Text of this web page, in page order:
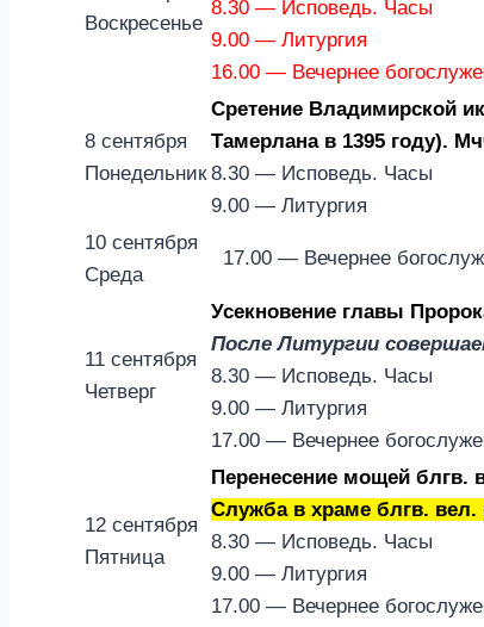
Воскресенье
8.30 — Исповедь. Часы
9.00 — Литургия
16.00 — Вечернее
8 сентября
Понедельник
Сретение Владимирской
Тамерлана в 1395 году).
8.30 — Исповедь. Часы
9.00 — Литургия
10 сентября
Среда
17.00 — Вечернее
11 сентября
Четверг
Усекновение главы
После Литургии
8.30 — Исповедь. Часы
9.00 — Литургия
17.00 — Вечернее
12 сентября
Пятница
Перенесение мощей блгв.
Служба в храме блгв. вел.
8.30 — Исповедь. Часы
9.00 — Литургия
17.00 — Вечернее